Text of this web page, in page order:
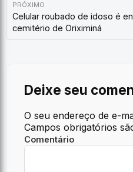
PRÓXIMO
Celular roubado de idoso é
cemitério de Oriximiná
Deixe seu
O seu endereço de e-
Campos obrigatórios
Comentário